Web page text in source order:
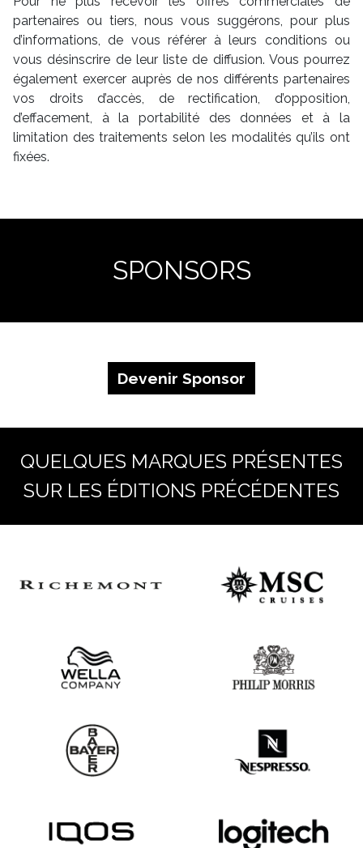
partenaires ou tiers, nous vous suggérons, pour plus
d’informations, de vous référer à leurs conditions ou
vous désinscrire de leur liste de diffusion. Vous pourrez
également exercer auprès de nos différents partenaires
vos droits d’accès, de rectification, d’opposition,
d’effacement, à la portabilité des données et à la
limitation des traitements selon les modalités qu’ils ont
fixées.
SPONSORS
Devenir Sponsor
QUELQUES MARQUES PRÉSENTES
SUR LES ÉDITIONS PRÉCÉDENTES